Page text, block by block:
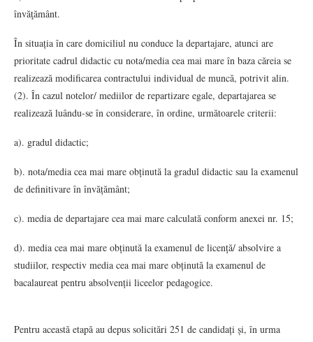
învăţământ.
În situația în care domiciliul nu conduce la departajare, atunci are
prioritate cadrul didactic cu nota/media cea mai mare în baza căreia se
realizează modificarea contractului individual de muncă, potrivit alin.
(2). În cazul notelor/ mediilor de repartizare egale, departajarea se
realizează luându-se în considerare, în ordine, următoarele criterii:
a). gradul didactic;
b). nota/media cea mai mare obținută la gradul didactic sau la examenul
de definitivare în învățământ;
c). media de departajare cea mai mare calculată conform anexei nr. 15;
d). media cea mai mare obținută la examenul de licență/ absolvire a
studiilor, respectiv media cea mai mare obținută la examenul de
bacalaureat pentru absolvenții liceelor pedagogice.
Pentru această etapă au depus solicitări 251 de candidați și, în urma